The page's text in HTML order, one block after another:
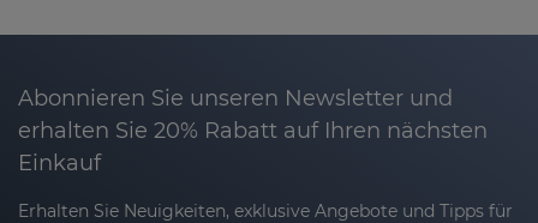
Abonnieren Sie unseren Newsletter und
erhalten Sie 20% Rabatt auf Ihren nächsten
Einkauf
Erhalten Sie Neuigkeiten, exklusive Angebote und Tipps für